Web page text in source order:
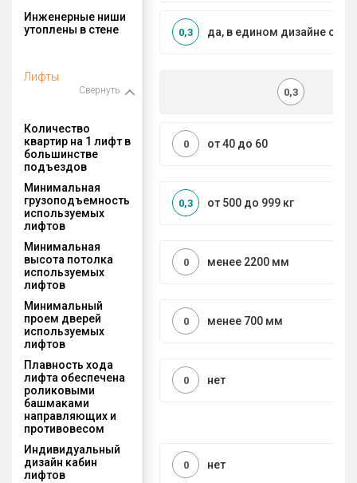
Инженерные ниши
утоплены в стене
да, в едином дизайне с
0,3
Лифты
Свернуть 0,3
Количество
квартир на 1 лифт в
большинстве
подъездов
от 40 до 60
0
Минимальная
грузоподъемность
используемых
лифтов
от 500 до 999 кг
0,3
Минимальная
высота потолка
используемых
лифтов
менее 2200 мм
0
Минимальный
проем дверей
используемых
лифтов
менее 700 мм
0
Плавность хода
лифта обеспечена
роликовыми
башмаками
направляющих и
противовесом
нет
0
Индивидуальный
дизайн кабин
лифтов
нет
0